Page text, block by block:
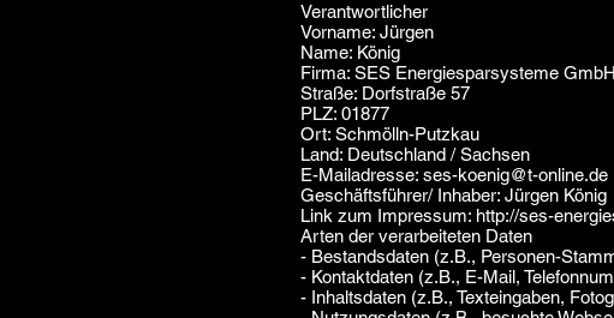
Verantwortlicher
Vorname: Jürgen
Name: König
Firma: SES Energiesparsysteme GmbH
Straße: Dorfstraße 57
PLZ: 01877
Ort: Schmölln-Putzkau
Land: Deutschland / Sachsen
E-Mailadresse: ses-koenig@t-online.de
Geschäftsführer/ Inhaber: Jürgen König
Link zum Impressum: http://ses-
Arten der verarbeiteten Daten
- Bestandsdaten (z.B., Personen-
- Kontaktdaten (z.B., E-Mail,
- Inhaltsdaten (z.B., Texteingaben,